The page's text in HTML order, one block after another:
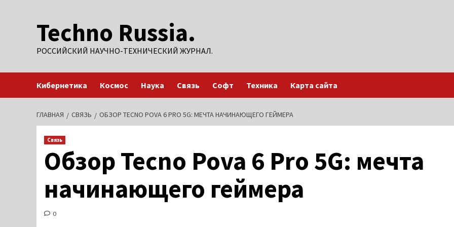
содержимомуTechno Russia.
РОССИЙСКИЙ НАУЧНО-ТЕХНИЧЕСКИЙ ЖУРНАЛ.
Кибернетика Космос Наука Связь Софт Техника Карта сайта
ГЛАВНАЯ СВЯЗЬ ОБЗОР TECNO POVA 6 PRO 5G: МЕЧТА НАЧИНАЮЩЕГО ГЕЙМЕРА
Связь
Обзор Tecno Pova 6 Pro 5G: мечта
начинающего геймера
0